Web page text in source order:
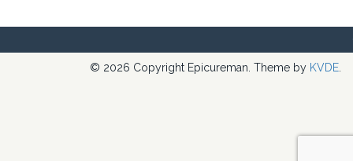
© 2026 Copyright Epicureman. Theme by KVDE.